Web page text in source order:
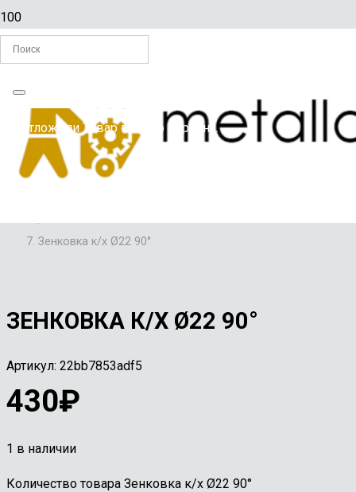
Вы отложилиТоварв свою корзину.
Главная
/
ЗЕНКОВКИ
Зенковка к/х Ø22 90°
ЗЕНКОВКА К/Х Ø22 90°
Артикул: 22bb7853adf5
430₽
1 в наличии
Количество товара Зенковка к/х Ø22 90°